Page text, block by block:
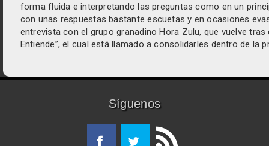
forma fluida e interpretando las preguntas como en un
con unas respuestas bastante escuetas y en ocasiones
entrevista con el grupo granadino Hora Zulu, que vuelve
Entiende”, el cual está llamado a consolidarles dentro de la
Síguenos